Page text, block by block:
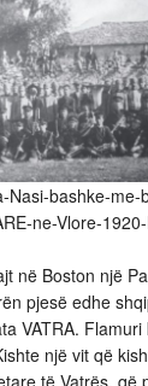
bashke-me-
ne-Vlore-
në Boston një
pjesë edhe
VATRA.
një vit që